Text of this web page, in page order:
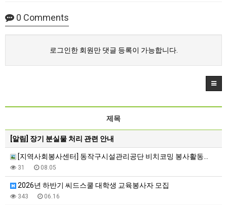
0 Comments
로그인한 회원만 댓글 등록이 가능합니다.
제목
[알림] 장기 분실물 처리 관련 안내
[지역사회봉사센터] 동작구시설관리공단 비치코밍 봉사활동…
31 08.05
2026년 하반기 씨드스쿨 대학생 교육봉사자 모집
343 06.16